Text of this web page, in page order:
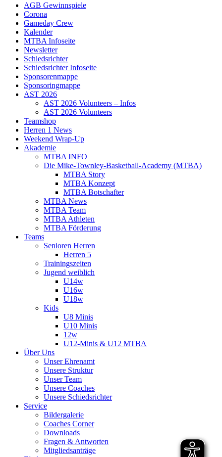
AGB Gewinnspiele
Corona
Gameday Crew
Kalender
MTBA Infoseite
Newsletter
Schiedsrichter
Schiedsrichter Infoseite
Sponsorenmappe
Sponsoringmappe
AST 2026
AST 2026 Volunteers – Infos
AST 2026 Volunteers
Teamshop
Herren 1 News
Weekend Wrap-Up
Akademie
MTBA INFO
Die Mike-Townley-Basketball-Academy (MTBA)
MTBA Story
MTBA Konzept
MTBA Botschafter
MTBA News
MTBA Team
MTBA Athleten
MTBA Förderung
Teams
Senioren Herren
Herren 5
Trainingszeiten
Jugend weiblich
U14w
U16w
U18w
Kids
U8 Minis
U10 Minis
12w
U12-Minis & U12 MTBA
Über Uns
Unser Ehrenamt
Unsere Struktur
Unser Team
Unsere Coaches
Unsere Schiedsrichter
Service
Bildergalerie
Coaches Corner
Downloads
Fragen & Antworten
Mitgliedsanträge